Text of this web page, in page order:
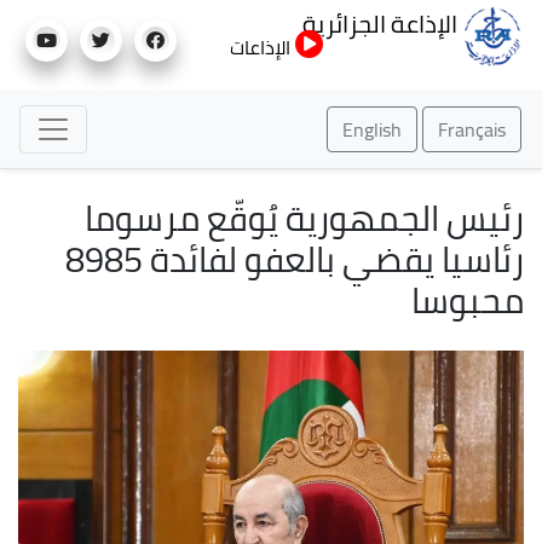
إلى
الإذاعة الجزائرية
الإذاعات
Français
English
رئيس الجمهورية يُوقّع مرسوما
رئاسيا يقضي بالعفو لفائدة 8985
محبوسا